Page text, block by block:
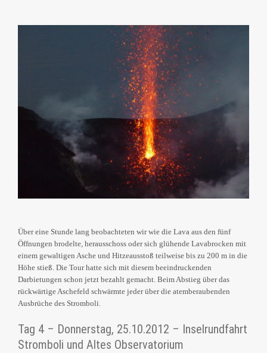
Über eine Stunde lang beobachteten wir wie die Lava aus den fünf
Öffnungen brodelte, herausschoss oder sich glühende Lavabrocken mit
einem gewaltigen Asche und Hitzeausstoß teilweise bis zu 200 m in die
Höhe stieß. Die Tour hatte sich mit diesem beeindruckenden
Darbietungen schon jetzt bezahlt gemacht. Beim Abstieg über das
rückwärtige Aschefeld schwärmte jeder über die atemberaubenden
Ausbrüche des Stromboli.
Tag 4 – Donnerstag, 25.10.2012 – Inselrundfahrt
Stromboli und Altes Observatorium